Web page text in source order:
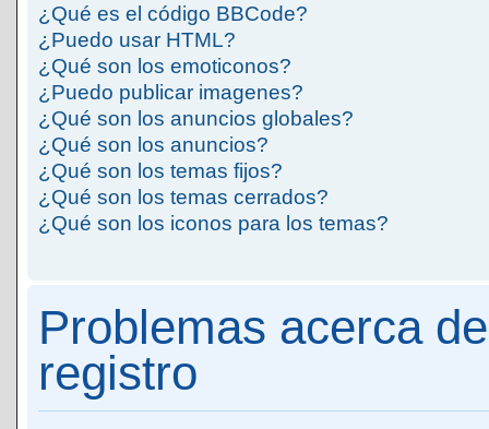
¿Qué es el código BBCode?
¿Puedo usar HTML?
¿Qué son los emoticonos?
¿Puedo publicar imagenes?
¿Qué son los anuncios globales?
¿Qué son los anuncios?
¿Qué son los temas fijos?
¿Qué son los temas cerrados?
¿Qué son los iconos para los temas?
Problemas acerca
registro